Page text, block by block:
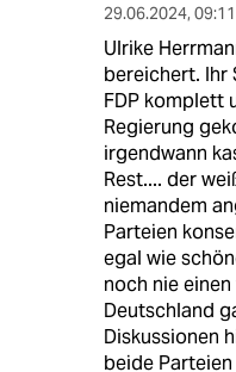
29.06.2024,
Ulrike
bereichert. Ihr
FDP komplett
Regierung
irgendwann
Rest.... der
niemandem
Parteien
egal wie
noch nie
Deutschland
Diskussionen
beide